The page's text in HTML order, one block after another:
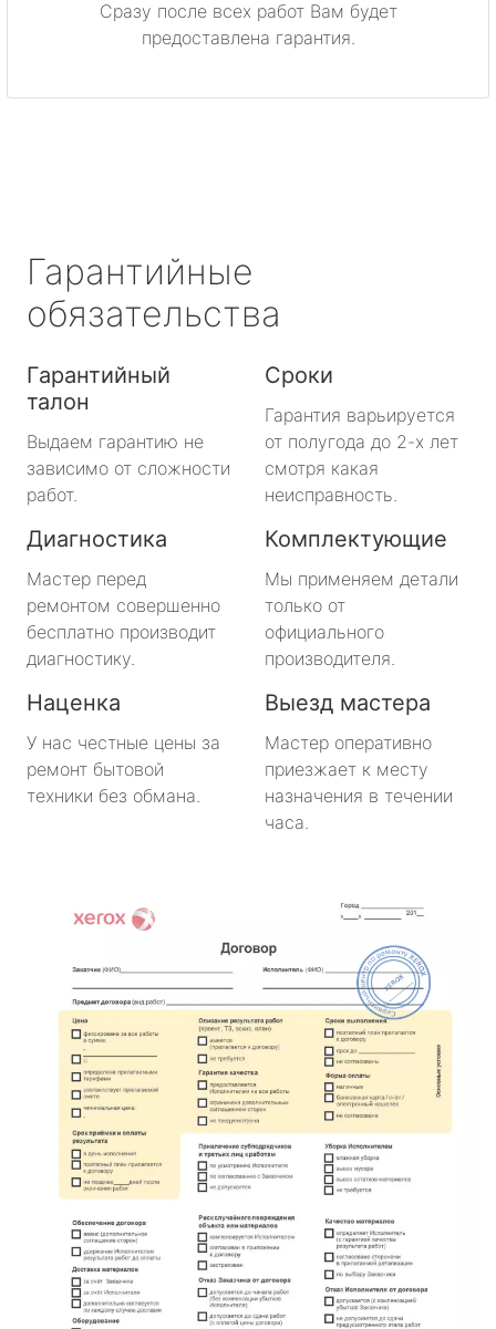
Сразу после всех работ Вам будет
предоставлена гарантия.
Гарантийные
обязательства
Гарантийный
талон
Выдаем гарантию не
зависимо от сложности
работ.
Сроки
Гарантия варьируется
от полугода до 2-х лет
смотря какая
неисправность.
Диагностика
Мастер перед
ремонтом совершенно
бесплатно производит
диагностику.
Комплектующие
Мы применяем детали
только от
официального
производителя.
Наценка
У нас честные цены за
ремонт бытовой
техники без обмана.
Выезд мастера
Мастер оперативно
приезжает к месту
назначения в течении
часа.